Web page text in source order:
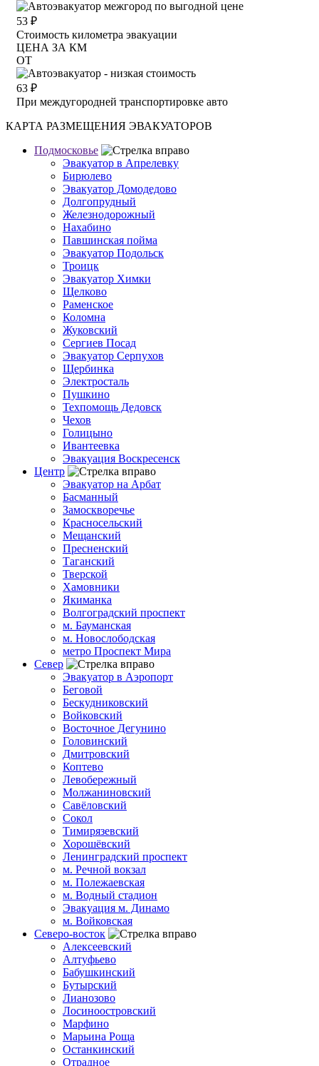
53 ₽
Стоимость километра эвакуации
ЦЕНА ЗА КМ
ОТ
63 ₽
При междугородней транспортировке авто
КАРТА РАЗМЕЩЕНИЯ ЭВАКУАТОРОВ
Подмосковье
Эвакуатор в Апрелевку
Бирюлево
Эвакуатор Домодедово
Долгопрудный
Железнодорожный
Нахабино
Павшинская пойма
Эвакуатор Подольск
Троицк
Эвакуатор Химки
Щелково
Раменское
Коломна
Жуковский
Сергиев Посад
Эвакуатор Серпухов
Щербинка
Электросталь
Пушкино
Техпомощь Дедовск
Чехов
Голицыно
Ивантеевка
Эвакуация Воскресенск
Центр
Эвакуатор на Арбат
Басманный
Замоскворечье
Красносельский
Мещанский
Пресненский
Таганский
Тверской
Хамовники
Якиманка
Волгоградский проспект
м. Бауманская
м. Новослободская
метро Проспект Мира
Север
Эвакуатор в Аэропорт
Беговой
Бескудниковский
Войковский
Восточное Дегунино
Головинский
Дмитровский
Коптево
Левобережный
Молжаниновский
Савёловский
Сокол
Тимирязевский
Хорошёвский
Ленинградский проспект
м. Речной вокзал
м. Полежаевская
м. Водный стадион
Эвакуация м. Динамо
м. Войковская
Северо-восток
Алексеевский
Алтуфьево
Бабушкинский
Бутырский
Лианозово
Лосиноостровский
Марфино
Марьина Роща
Останкинский
Отрадное